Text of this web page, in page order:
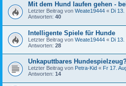
Mit dem Hund laufen gehen -
Letzter Beitrag von Weate19444 « Di
Antworten: 40
Intelligente Spiele für Hunde
Letzter Beitrag von Weate19444 « Di
Antworten: 28
Unkaputtbares
Letzter Beitrag von Petra-Kid « Fr 17.
Antworten: 14